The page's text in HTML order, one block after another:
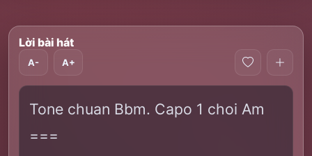
Lời bài hát
A- A+
Tone chuan Bbm. Capo 1 choi Am
===